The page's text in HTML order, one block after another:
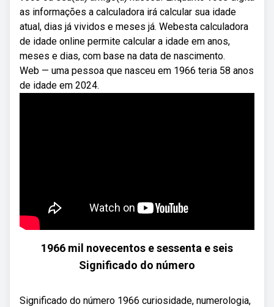
as informações a calculadora irá calcular sua idade
atual, dias já vividos e meses já. Webesta calculadora
de idade online permite calcular a idade em anos,
meses e dias, com base na data de nascimento.
Web — uma pessoa que nasceu em 1966 teria 58 anos
de idade em 2024.
1966 mil novecentos e sessenta e seis
Significado do número
Significado do número 1966 curiosidade, numerologia,